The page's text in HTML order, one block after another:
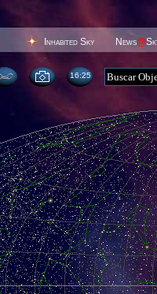
Inhabited Sky News@
16 25